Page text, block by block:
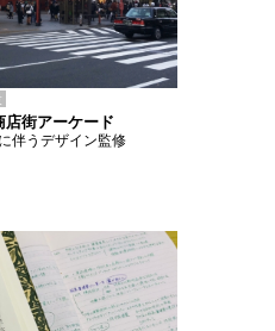
店街アーケード
伴うデザイン監修